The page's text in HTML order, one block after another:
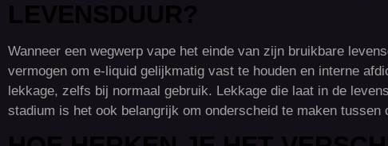
Wanneer een wegwerp vape het einde van zijn bruikbare
vermogen om e-liquid gelijkmatig vast te houden en interne
lekkage, zelfs bij normaal gebruik. Lekkage die laat in de
stadium is het ook belangrijk om onderscheid te maken tussen